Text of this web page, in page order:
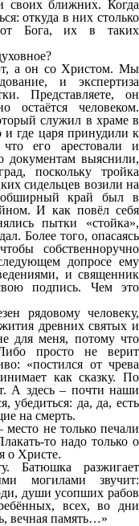
своих ближних. Когда
откуда в них столько
Бога, их в таких
а он со Христом. Мы
и экспертиза
Представляете, он
остаётся человеком.
служил в храме в
где царя принудили к
его арестовали и
документам выяснили,
поскольку тройка
сидельцев возили на
обширный край был в
И как повёл себя
пытки «стойка»,
Более того, опасаясь
собственноручно
допросе ему
и священник
свою подпись. Чем это
рядовому человеку,
древних святых и
для меня, потому что
просто не верит
«постился от чрева
как сказку. По
А здесь – почти наши
убедиться: да, да, есть
на смерть.
не только печали
то надо только о
о Христе.
Батюшка разжигает
могилами звучит:
души усопших рабов
всех, во дни
вечная память…»